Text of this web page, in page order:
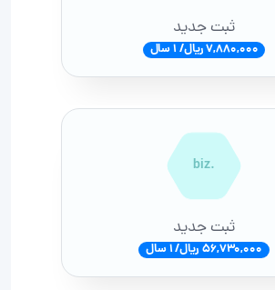
ثبت جدید
7,880,000 ریال/ 1 سال
.biz
ثبت جدید
56,730,000 ریال/ 1 سال